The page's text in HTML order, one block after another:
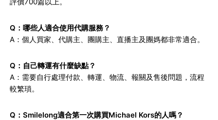
Q：哪些人適合使用代購服務？
A：個人買家、代購主、團購主、直播主及團媽都非常適合。
Q：自己轉運有什麼缺點？
A：需要自行處理付款、轉運、物流、報關及售後問題，流程
較繁瑣。
Q：Smilelong適合第一次購買Michael Kors的人嗎？